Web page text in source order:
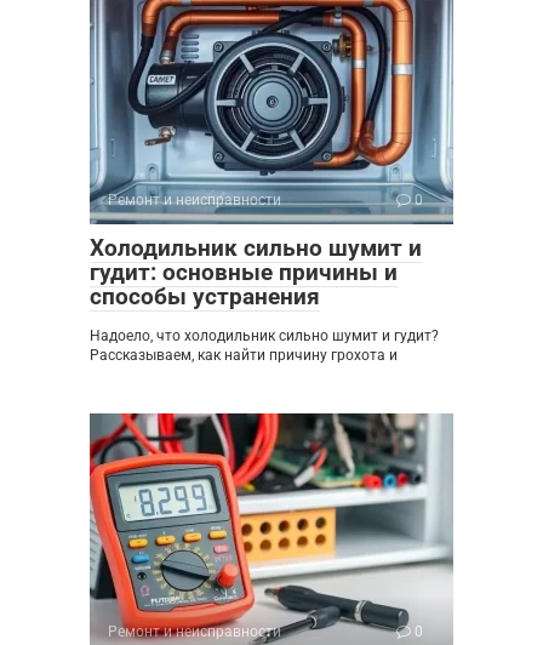
Ремонт и неисправности 0
Холодильник сильно шумит и
гудит: основные причины и
способы устранения
Надоело, что холодильник сильно шумит и гудит?
Рассказываем, как найти причину грохота и
Ремонт и неисправности 0